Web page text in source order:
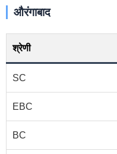
औरंगाबाद
श्रेणी
SC
EBC
BC